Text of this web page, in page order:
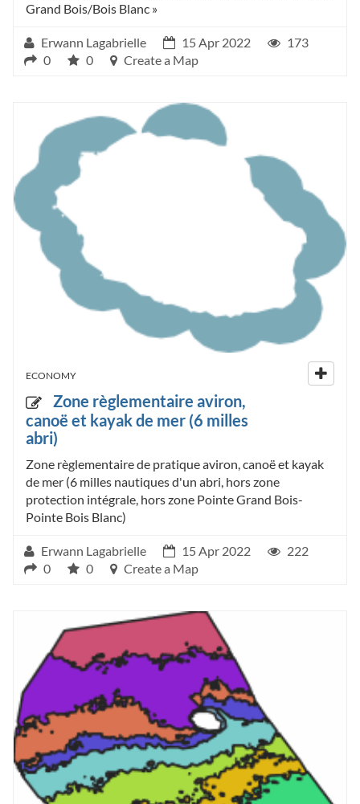
Grand Bois/Bois Blanc »
Erwann Lagabrielle 15 Apr 2022
173
0
0 Create a Map
ECONOMY
Zone règlementaire aviron,
canoë et kayak de mer (6 milles
abri)
Zone règlementaire de pratique aviron, canoë et kayak
de mer (6 milles nautiques d'un abri, hors zone
protection intégrale, hors zone Pointe Grand Bois-
Pointe Bois Blanc)
Erwann Lagabrielle 15 Apr 2022
222
0
0 Create a Map